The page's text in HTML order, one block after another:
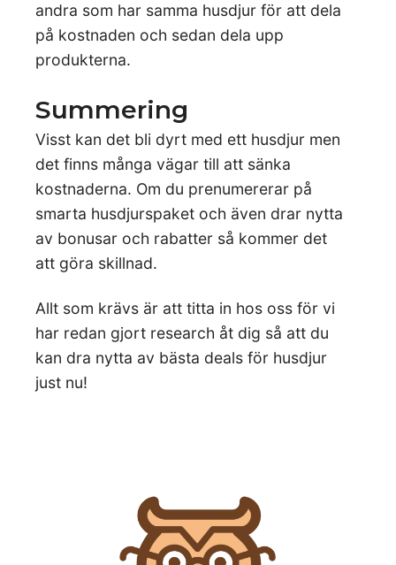
andra som har samma husdjur för att dela
på kostnaden och sedan dela upp
produkterna.
Summering
Visst kan det bli dyrt med ett husdjur men
det finns många vägar till att sänka
kostnaderna. Om du prenumererar på
smarta husdjurspaket och även drar nytta
av bonusar och rabatter så kommer det
att göra skillnad.
Allt som krävs är att titta in hos oss för vi
har redan gjort research åt dig så att du
kan dra nytta av bästa deals för husdjur
just nu!